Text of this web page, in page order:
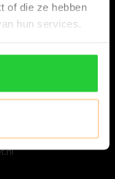
of die ze hebben
hun services.
van Lelystad en